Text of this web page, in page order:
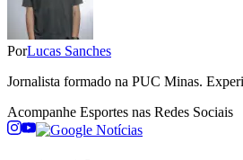
PorLucas Sanches
Jornalista formado na PUC Minas.
Acompanhe Esportes nas Redes Sociais